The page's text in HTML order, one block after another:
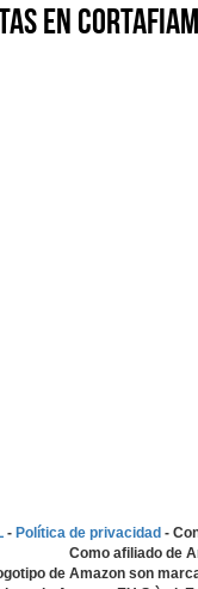
en
- Política de privacidad -
Como afiliado de
de Amazon son